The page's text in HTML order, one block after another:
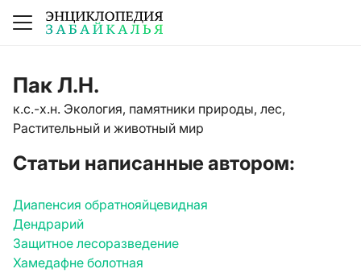
Пак Л.Н.
к.с.-х.н. Экология, памятники природы, лес,
Растительный и животный мир
Статьи написанные автором:
Диапенсия обратнояйцевидная
Дендрарий
Защитное лесоразведение
Хамедафне болотная